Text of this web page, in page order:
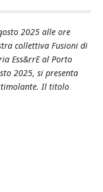
2025 alle ore
collettiva Fusioni di
Ess&rrE al Porto
2025, si presenta
Il titolo